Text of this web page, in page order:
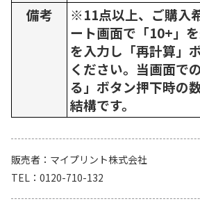
備考
※11点以上、ご購入
ート画面で「10+」
を入力し「再計算」
ください。当画面で
る」ボタン押下時の
結構です。
販売者
マイプリント株式会社
TEL
0120-710-132